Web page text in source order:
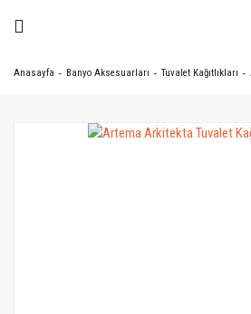
Anasayfa Banyo Aksesuarları Tuvalet Kağıtlıkları